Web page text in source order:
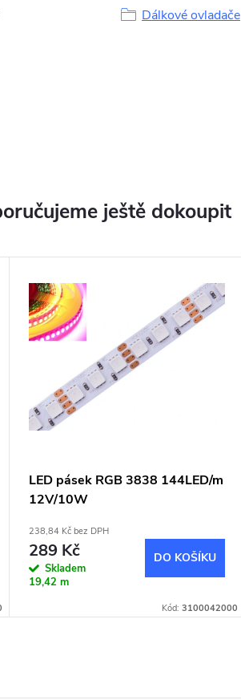
Dálkové ovladače
ještě dokoupit
LED pásek RGB 3838 144LED/m
12V/10W
238,84 Kč bez DPH
289 Kč
Skladem
19,42 m
DO KOŠÍKU
Kód: 3100042000